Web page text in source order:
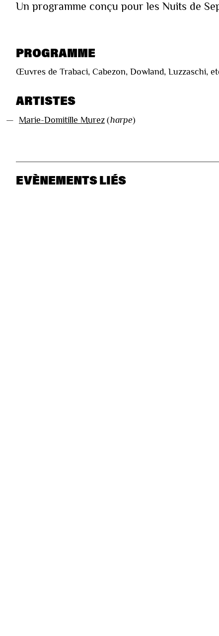
Un programme conçu pour les Nuits de
PROGRAMME
Œuvres de Trabaci, Cabezon, Dowland, Luzzaschi,
ARTISTES
— Marie-Domitille Murez (harpe)
EVÈNEMENTS LIÉS